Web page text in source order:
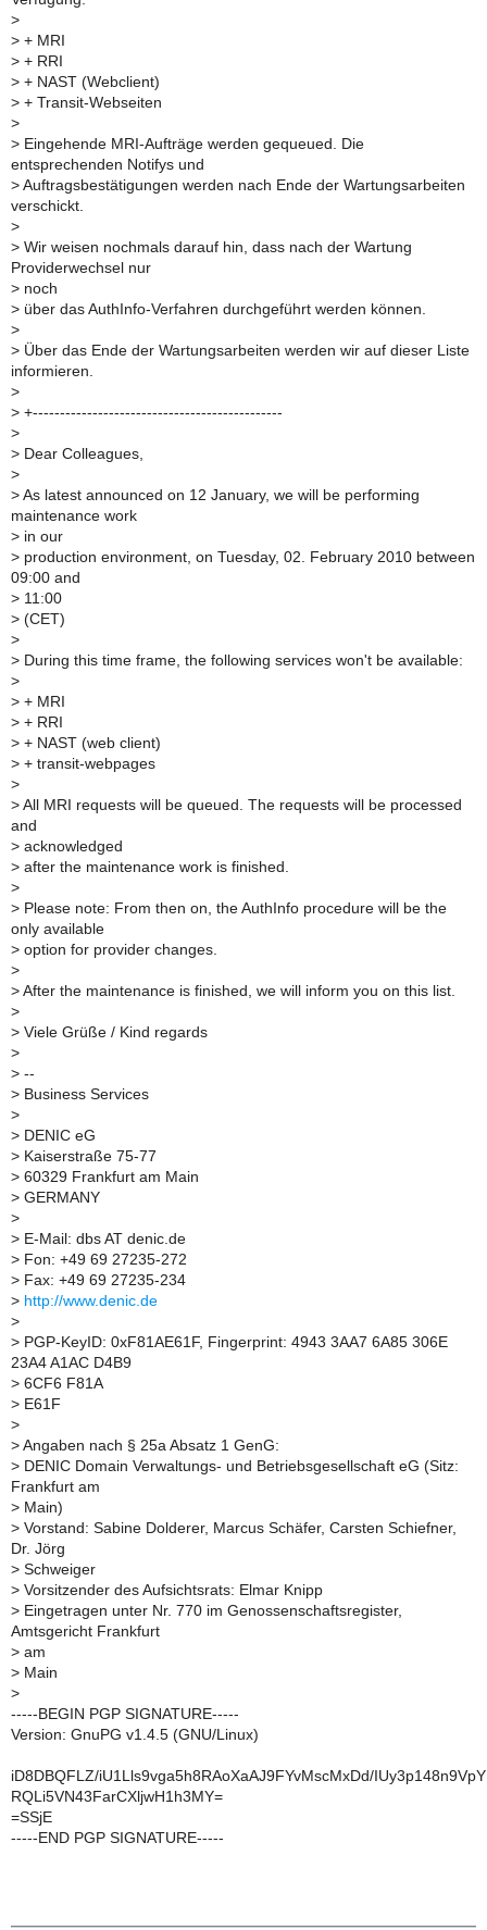
>
> + MRI
> + RRI
> + NAST (Webclient)
> + Transit-Webseiten
>
> Eingehende MRI-Aufträge werden gequeued. Die
entsprechenden Notifys und
> Auftragsbestätigungen werden nach Ende der Wartungsarbeiten
verschickt.
>
> Wir weisen nochmals darauf hin, dass nach der Wartung
Providerwechsel nur
> noch
> über das AuthInfo-Verfahren durchgeführt werden können.
>
> Über das Ende der Wartungsarbeiten werden wir auf dieser Liste
informieren.
>
> +----------------------------------------------
>
> Dear Colleagues,
>
> As latest announced on 12 January, we will be performing
maintenance work
> in our
> production environment, on Tuesday, 02. February 2010 between
09:00 and
> 11:00
> (CET)
>
> During this time frame, the following services won't be available:
>
> + MRI
> + RRI
> + NAST (web client)
> + transit-webpages
>
> All MRI requests will be queued. The requests will be processed
and
> acknowledged
> after the maintenance work is finished.
>
> Please note: From then on, the AuthInfo procedure will be the
only available
> option for provider changes.
>
> After the maintenance is finished, we will inform you on this list.
>
> Viele Grüße / Kind regards
>
> --
> Business Services
>
> DENIC eG
> Kaiserstraße 75-77
> 60329 Frankfurt am Main
> GERMANY
>
> E-Mail: dbs AT denic.de
> Fon: +49 69 27235-272
> Fax: +49 69 27235-234
> http://www.denic.de
>
> PGP-KeyID: 0xF81AE61F, Fingerprint: 4943 3AA7 6A85 306E
23A4 A1AC D4B9
> 6CF6 F81A
> E61F
>
> Angaben nach § 25a Absatz 1 GenG:
> DENIC Domain Verwaltungs- und Betriebsgesellschaft eG (Sitz:
Frankfurt am
> Main)
> Vorstand: Sabine Dolderer, Marcus Schäfer, Carsten Schiefner,
Dr. Jörg
> Schweiger
> Vorsitzender des Aufsichtsrats: Elmar Knipp
> Eingetragen unter Nr. 770 im Genossenschaftsregister,
Amtsgericht Frankfurt
> am
> Main
>
-----BEGIN PGP SIGNATURE-----
Version: GnuPG v1.4.5 (GNU/Linux)
iD8DBQFLZ/iU1Lls9vga5h8RAoXaAJ9FYvMscMxDd/
RQLi5VN43FarCXljwH1h3MY=
=SSjE
-----END PGP SIGNATURE-----